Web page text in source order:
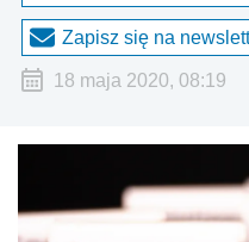
Zapisz się na
18 maja 2020, 08:19